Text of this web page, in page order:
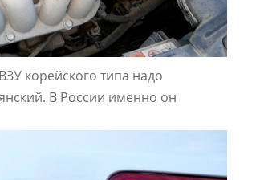
корейского типа надо
В России именно он